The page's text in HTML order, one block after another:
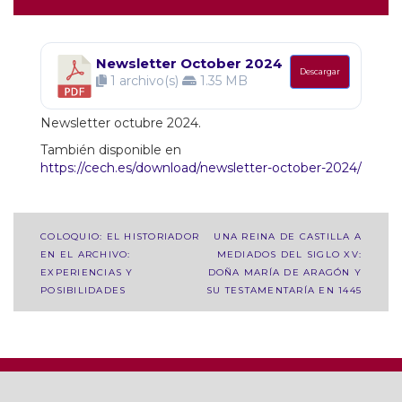
Newsletter October 2024
1 archivo(s) 1.35 MB
Descargar
Newsletter octubre 2024.
También disponible en
https://cech.es/download/newsletter-october-2024/
Navegación
de
entradas
COLOQUIO: EL HISTORIADOR
EN EL ARCHIVO:
EXPERIENCIAS Y
POSIBILIDADES
UNA REINA DE CASTILLA A
MEDIADOS DEL SIGLO XV:
DOÑA MARÍA DE ARAGÓN Y
SU TESTAMENTARÍA EN 1445